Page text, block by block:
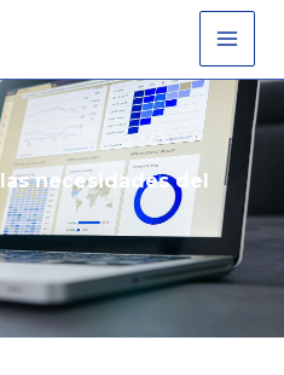
Main
las necesidades del